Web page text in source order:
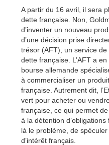
A partir du 16 avril, il sera
dette française. Non,
d’inventer un nouveau
d’une décision prise
trésor (AFT), un service
dette française. L’AFT a
bourse allemande
à commercialiser un
française. Autrement dit,
vert pour acheter ou
française, ce qui permet
à la détention
là le problème, de
d’intérêt français.